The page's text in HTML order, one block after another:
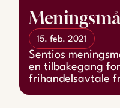
15. feb. 2021
Sentios
en tilbakegang
frihandelsavtale